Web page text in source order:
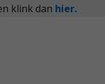
klink dan hier.